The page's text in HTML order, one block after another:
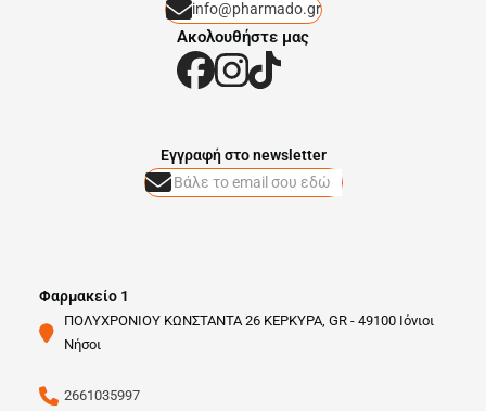
info@pharmado.gr
Ακολουθήστε μας
Φαρμακείο 1
ΠΟΛΥΧΡΟΝΙΟΥ ΚΩΝΣΤΑΝΤΑ 26 ΚΕΡΚΥΡΑ, GR - 49100 Ιόνιοι
Νήσοι
2661035997
Eγγραφή στο newsletter